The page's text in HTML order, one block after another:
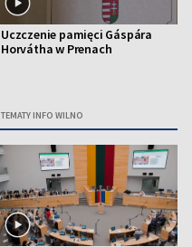
Uczczenie pamięci Gáspára
Horvátha w Prenach
TEMATY INFO WILNO